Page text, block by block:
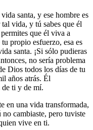
santa, y ese hombre es
vida, y tú sabes que él
que él viva a
propio esfuerzo, esa es
santa. ¡Si sólo pudieras
no sería problema
Dios todos los días de tu
años atrás. Él
de ti y de mí.
en una vida transformada,
cambiaste, pero tuviste
vive en ti.